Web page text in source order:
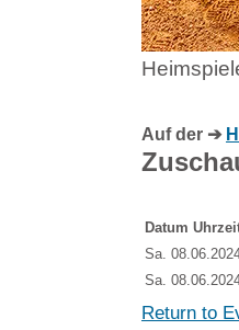
Auf der ➔
Datum
Sa.
Sa.
Return to